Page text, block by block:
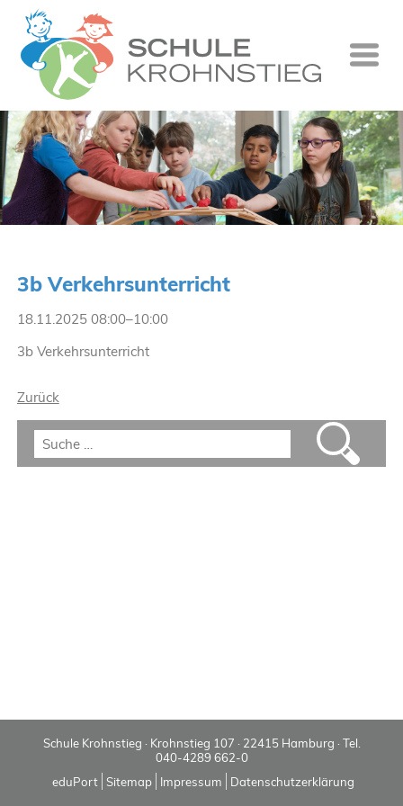
3b Verkehrsunterricht
18.11.2025 08:00–10:00
3b Verkehrsunterricht
Zurück
Schule Krohnstieg · Krohnstieg 107 · 22415 Hamburg · Tel.
040-4289 662-0
eduPort Sitemap Impressum Datenschutzerklärung
Startseite
Wer wir
Was wir
Ganztag